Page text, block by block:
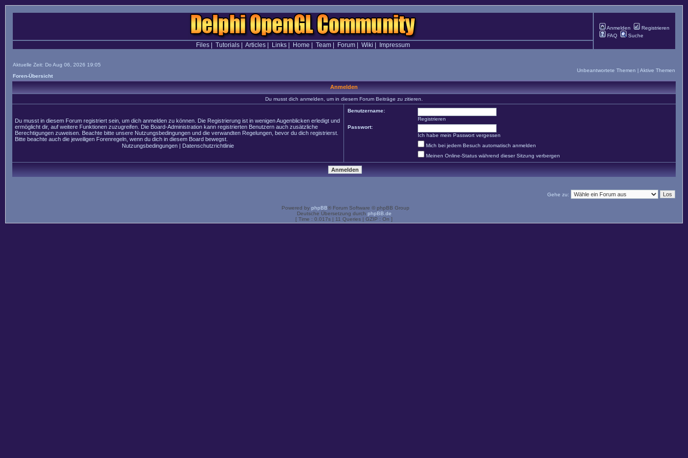
Anmelden
Registrieren
FAQ
Suche
Files| Tutorials| Articles| Links| Home Team| Forum| Wiki Impressum
Aktuelle Zeit: Do Aug 06, 2026 19:05
Foren-Übersicht
Unbeantwortete Themen | Aktive Themen
Anmelden
Du musst dich anmelden, um in diesem Forum Beiträge zu zitieren.
Du musst in diesem Forum registriert sein, um dich anmelden zu können. Die Registrierung ist in wenigen Augenblicken erledigt und
ermöglicht dir, auf weitere Funktionen zuzugreifen. Die Board-Administration kann registrierten Benutzern auch zusätzliche
Berechtigungen zuweisen. Beachte bitte unsere Nutzungsbedingungen und die verwandten Regelungen, bevor du dich registrierst.
Bitte beachte auch die jeweiligen Forenregeln, wenn du dich in diesem Board bewegst.
Nutzungsbedingungen | Datenschutzrichtlinie
Benutzername:
Registrieren
Passwort:
Ich habe mein Passwort vergessen
Mich bei jedem Besuch automatisch anmelden
Meinen Online-Status während dieser Sitzung verbergen
Gehe zu:
Powered by phpBB® Forum Software © phpBB Group
Deutsche Übersetzung durch phpBB.de
[ Time : 0.017s | 11 Queries | GZIP : On ]